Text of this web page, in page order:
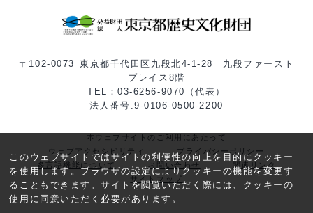
このウェブサイトではサイトの利便性の向上を目的にクッキー
を使用します。ブラウザの設定によりクッキーの機能を変更す
ることもできます。サイトを閲覧いただく際には、クッキーの
使用に同意いただく必要があります。
〒102-0073 東京都千代田区九段北4-1-28 九段ファースト
プレイス8階
TEL：03-6256-9070（代表）
法人番号:9-0106-0500-2200
本ウェブサイトのご利用にあたって
ウェブアクセシビリティ
プライバシーポリシー
多言語機能について
お問い合わせ
関連リンク
サイトマップ